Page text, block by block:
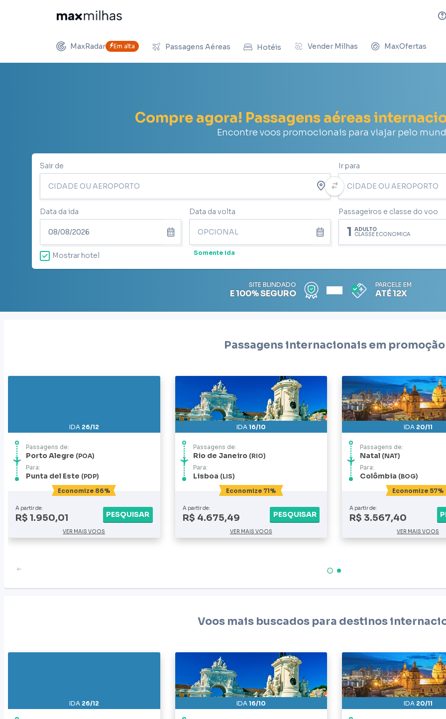
MaxRadar Em alta Passagens Aéreas Hotéis Vender Milhas MaxOfertas
Compre agora! Passagens aéreas
Encontre voos promocionais para viajar pelo
Sair de Ir para
Data da ida Data da volta
Somente ida
Mostrar hotel
Passageiros e classe do voo
1 ADULTO
CLASSE ECONÔMICA
SITE BLINDADO
E 100% SEGURO
PARCELE EM
ATÉ 12X
Passagens internacionais em promoção
IDA 26/12
Passagens de:
Porto Alegre
POA
Para:
Punta del Este
PDP
Economize 86%
A partir de:
R$ 1.950,01 PESQUISAR
VER MAIS VOOS
IDA 16/10
Passagens de:
Rio de Janeiro RIO
Para:
Lisboa LIS
Economize 71%
A partir de:
R$ 4.675,49 PESQUISAR
VER MAIS VOOS
IDA 20/11
Passagens de:
Natal NAT
Para:
Colômbia
BOG
Economize 57%
A partir de:
R$ 3.567,40
VER MAIS VOOS
Voos mais buscados para destinos
IDA 26/12 IDA 16/10 IDA 20/11